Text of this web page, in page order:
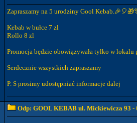
Zapraszamy na 5 urodziny Gool
Kebab w bułce 7 zl
Rollo 8 zl
Promocja będzie obowiązywała tylko w
Serdecznie wszystkich zapraszamy
P. S prosimy udostępniać informacje dalej
Odp: GOOL KEBAB ul. Mickiewicza 93 -